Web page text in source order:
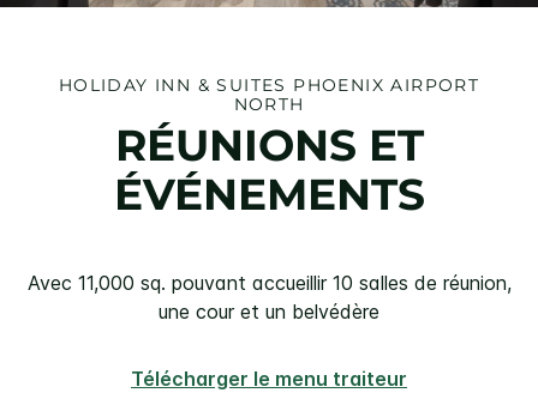
HOLIDAY INN & SUITES PHOENIX AIRPORT
NORTH
RÉUNIONS ET
ÉVÉNEMENTS
Avec 11,000 sq. pouvant accueillir 10 salles de réunion,
une cour et un belvédère
Télécharger le menu traiteur